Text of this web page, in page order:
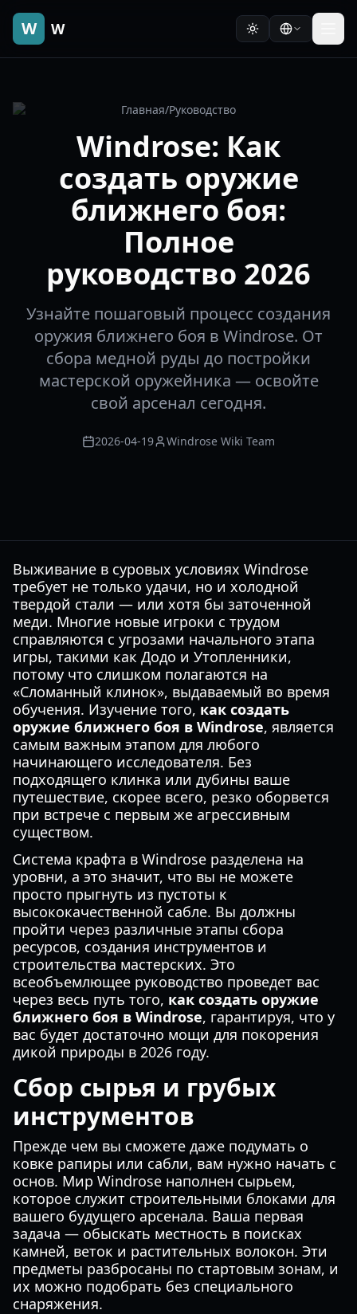
W W
Главная/Руководство
Windrose: Как
создать оружие
ближнего боя:
Полное
руководство 2026
Узнайте пошаговый процесс создания
оружия ближнего боя в Windrose. От
сбора медной руды до постройки
мастерской оружейника — освойте
свой арсенал сегодня.
2026-04-19 Windrose Wiki Team
Выживание в суровых условиях Windrose
требует не только удачи, но и холодной
твердой стали — или хотя бы заточенной
меди. Многие новые игроки с трудом
справляются с угрозами начального этапа
игры, такими как Додо и Утопленники,
потому что слишком полагаются на
«Сломанный клинок», выдаваемый во время
обучения. Изучение того, как создать
оружие ближнего боя в Windrose, является
самым важным этапом для любого
начинающего исследователя. Без
подходящего клинка или дубины ваше
путешествие, скорее всего, резко оборвется
при встрече с первым же агрессивным
существом.
Система крафта в Windrose разделена на
уровни, а это значит, что вы не можете
просто прыгнуть из пустоты к
высококачественной сабле. Вы должны
пройти через различные этапы сбора
ресурсов, создания инструментов и
строительства мастерских. Это
всеобъемлющее руководство проведет вас
через весь путь того, как создать оружие
ближнего боя в Windrose, гарантируя, что у
вас будет достаточно мощи для покорения
дикой природы в 2026 году.
Сбор сырья и грубых
инструментов
Прежде чем вы сможете даже подумать о
ковке рапиры или сабли, вам нужно начать с
основ. Мир Windrose наполнен сырьем,
которое служит строительными блоками для
вашего будущего арсенала. Ваша первая
задача — обыскать местность в поисках
камней, веток и растительных волокон. Эти
предметы разбросаны по стартовым зонам, и
их можно подобрать без специального
снаряжения.